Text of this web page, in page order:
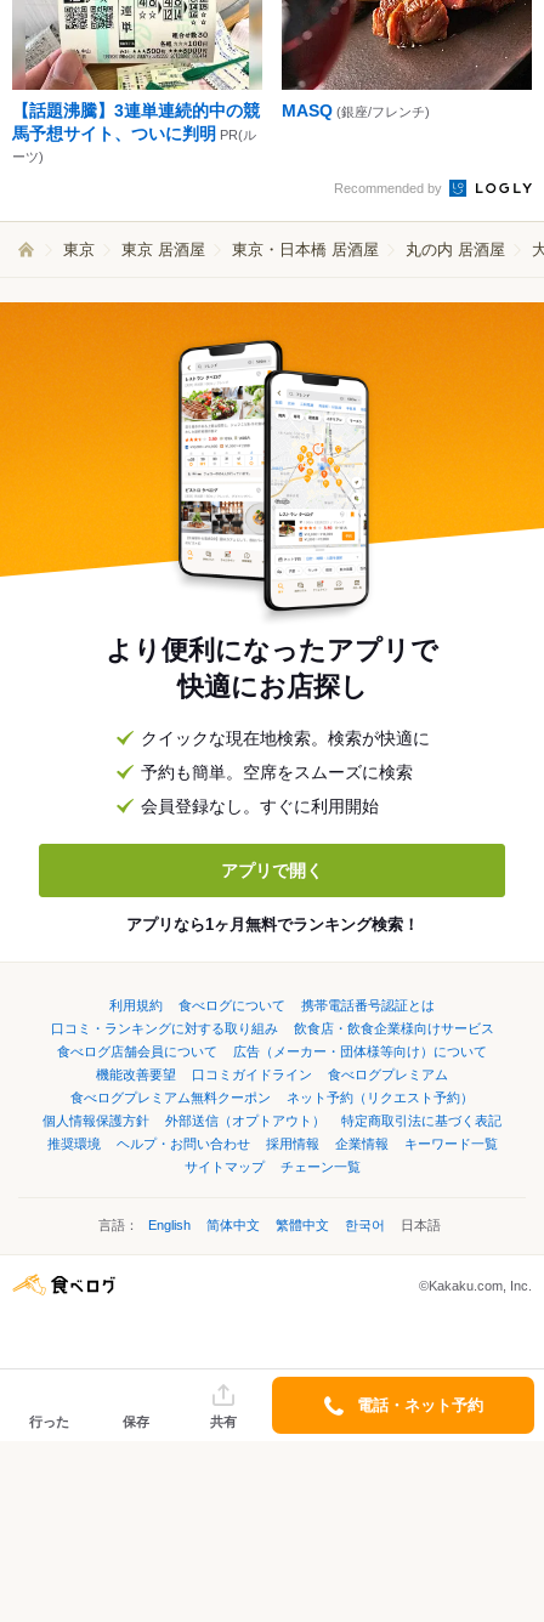
【話題沸騰】3連単連続的中の競
馬予想サイト、ついに判明 PR(ル
ーツ)
MASQ (銀座/フレンチ)
Recommended by
東京 東京 居酒屋 東京・日本橋 居酒屋 丸の内 居酒屋
より便利になったアプリで
快適にお店探し
クイックな現在地検索。検索が快適に
予約も簡単。空席をスムーズに検索
会員登録なし。すぐに利用開始
アプリで開く
アプリなら1ヶ月無料でランキング検索！
利用規約 食べログについて
携帯電話番号認証とは
口コミ・ランキングに対する取り組み
飲食店・飲食企業様向けサービス
食べログ店舗会員について
広告（メーカー・団体様等向け）について
機能改善要望
口コミガイドライン
食べログプレミアム
食べログプレミアム無料クーポン
ネット予約（リクエスト予約）
個人情報保護方針
外部送信（オプトアウト）
特定商取引法に基づく表記
推奨環境
ヘルプ・お問い合わせ 採用情報 企業情報
キーワード一覧
サイトマップ
チェーン一覧
言語： English 简体中文 繁體中文 한국어 日本語
©Kakaku.com, Inc.
行った 保存 共有
電話・ネット予約